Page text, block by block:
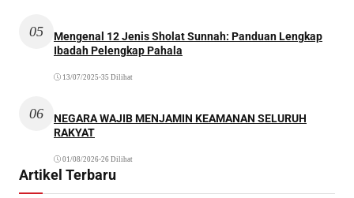
05
Mengenal 12 Jenis Sholat Sunnah: Panduan Lengkap
Ibadah Pelengkap Pahala
13/07/2025 •35 Dilihat
06
NEGARA WAJIB MENJAMIN KEAMANAN SELURUH
RAKYAT
01/08/2026•26 Dilihat
Artikel Terbaru